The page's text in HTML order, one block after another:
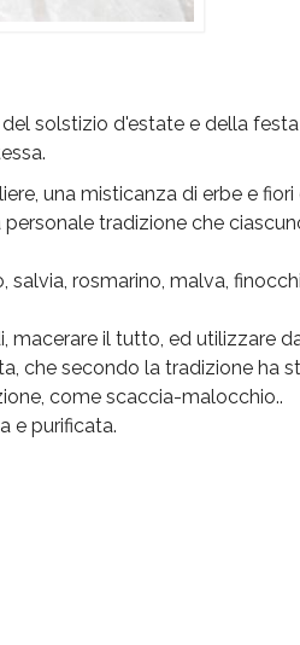
solstizio d'estate e della festa
una misticanza di erbe e
tradizione che
rosmarino, malva,
macerare il tutto, ed utilizzare
che secondo la tradizione ha
come scaccia-malocchio..
e purificata.